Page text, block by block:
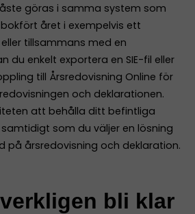
göras i samma system som
året i exempelvis ett
tillsammans med en
du enkelt exportera en SIE-fil eller
till Årsredovisning Online för
och deklarationen.
att behålla ditt befintliga
som du väljer en lösning
på årsredovisning och deklaration.
bli klar